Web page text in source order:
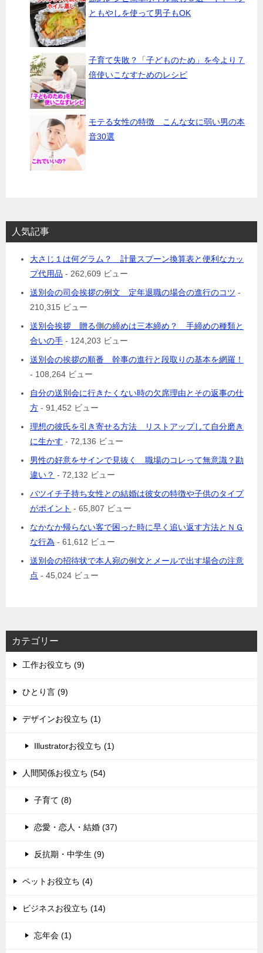
ともやしを使って男子もOK
子育て失敗？「子どものため」を今より７
倍使いこなすためのレシピ
モテる女性の特徴 こんな女に弱い男の本
音30選
人気記事
大さじ１は何グラム？ 計量スプーン換算表と便利なカッ
プ代用品 - 262,609 ビュー
送別会の司会挨拶の例文 定年退職の場合の進行のコツ -
210,315 ビュー
送別会挨拶 贈る側の締めは三本締め？ 手締めの種類と
合いの手 - 124,203 ビュー
送別会の挨拶の順番 幹事の進行と段取りの基本を網羅！
- 108,264 ビュー
自分の送別会に行きたくない時の欠席理由とその返事の仕
方 - 91,452 ビュー
理想の彼氏を引き寄せる方法 リストアップして自分磨き
に生かす - 72,136 ビュー
男性の好意をサインで見抜く 職場のコレって無意識？勘
違い？ - 72,132 ビュー
バツイチ子持ち女性との結婚は彼女の特徴や子供のタイプ
がポイント - 65,807 ビュー
なかなか帰らない客で困った時に早く追い返す方法とＮＧ
な行為 - 61,612 ビュー
送別会の招待状で本人宛の例文とメールで出す場合の注意
点 - 45,024 ビュー
カテゴリー
工作お役立ち (9)
ひとり言 (9)
デザインお役立ち (1)
Illustratorお役立ち (1)
人間関係お役立ち (54)
子育て (8)
恋愛・恋人・結婚 (37)
反抗期・中学生 (9)
ペットお役立ち (4)
ビジネスお役立ち (14)
忘年会 (1)